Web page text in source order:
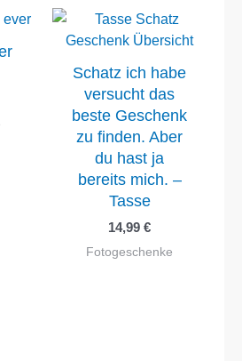
Schatz ich habe
versucht das
beste Geschenk
zu finden. Aber
du hast ja
bereits mich. –
Tasse
14,99 €
Fotogeschenke